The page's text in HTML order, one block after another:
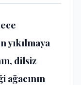
yıkılmaya
dilsiz
ağacının